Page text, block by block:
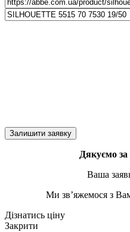
Дякуємо
Ваша
Ми зв’яжемося з
Дізнатись ціну
Закрити